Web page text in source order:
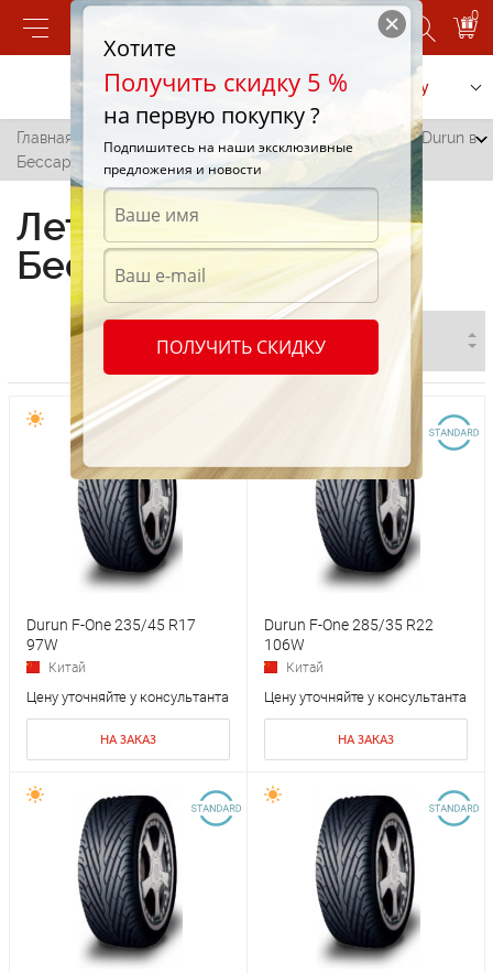
0
Позвонить Заказать услугу
Главная /
Летние шины Durun в
Бессарабке
Летние шины Durun в
Бессарабке
Durun F-One 235/45 R17
97W
Китай
Цену уточняйте у консультанта
НА ЗАКАЗ
Durun F-One 285/35 R22
106W
Китай
Цену уточняйте у консультанта
НА ЗАКАЗ
Хотите
Получить скидку 5 %
на первую покупку ?
Подпишитесь на наши эксклюзивные
предложения и новости
ПОЛУЧИТЬ СКИДКУ